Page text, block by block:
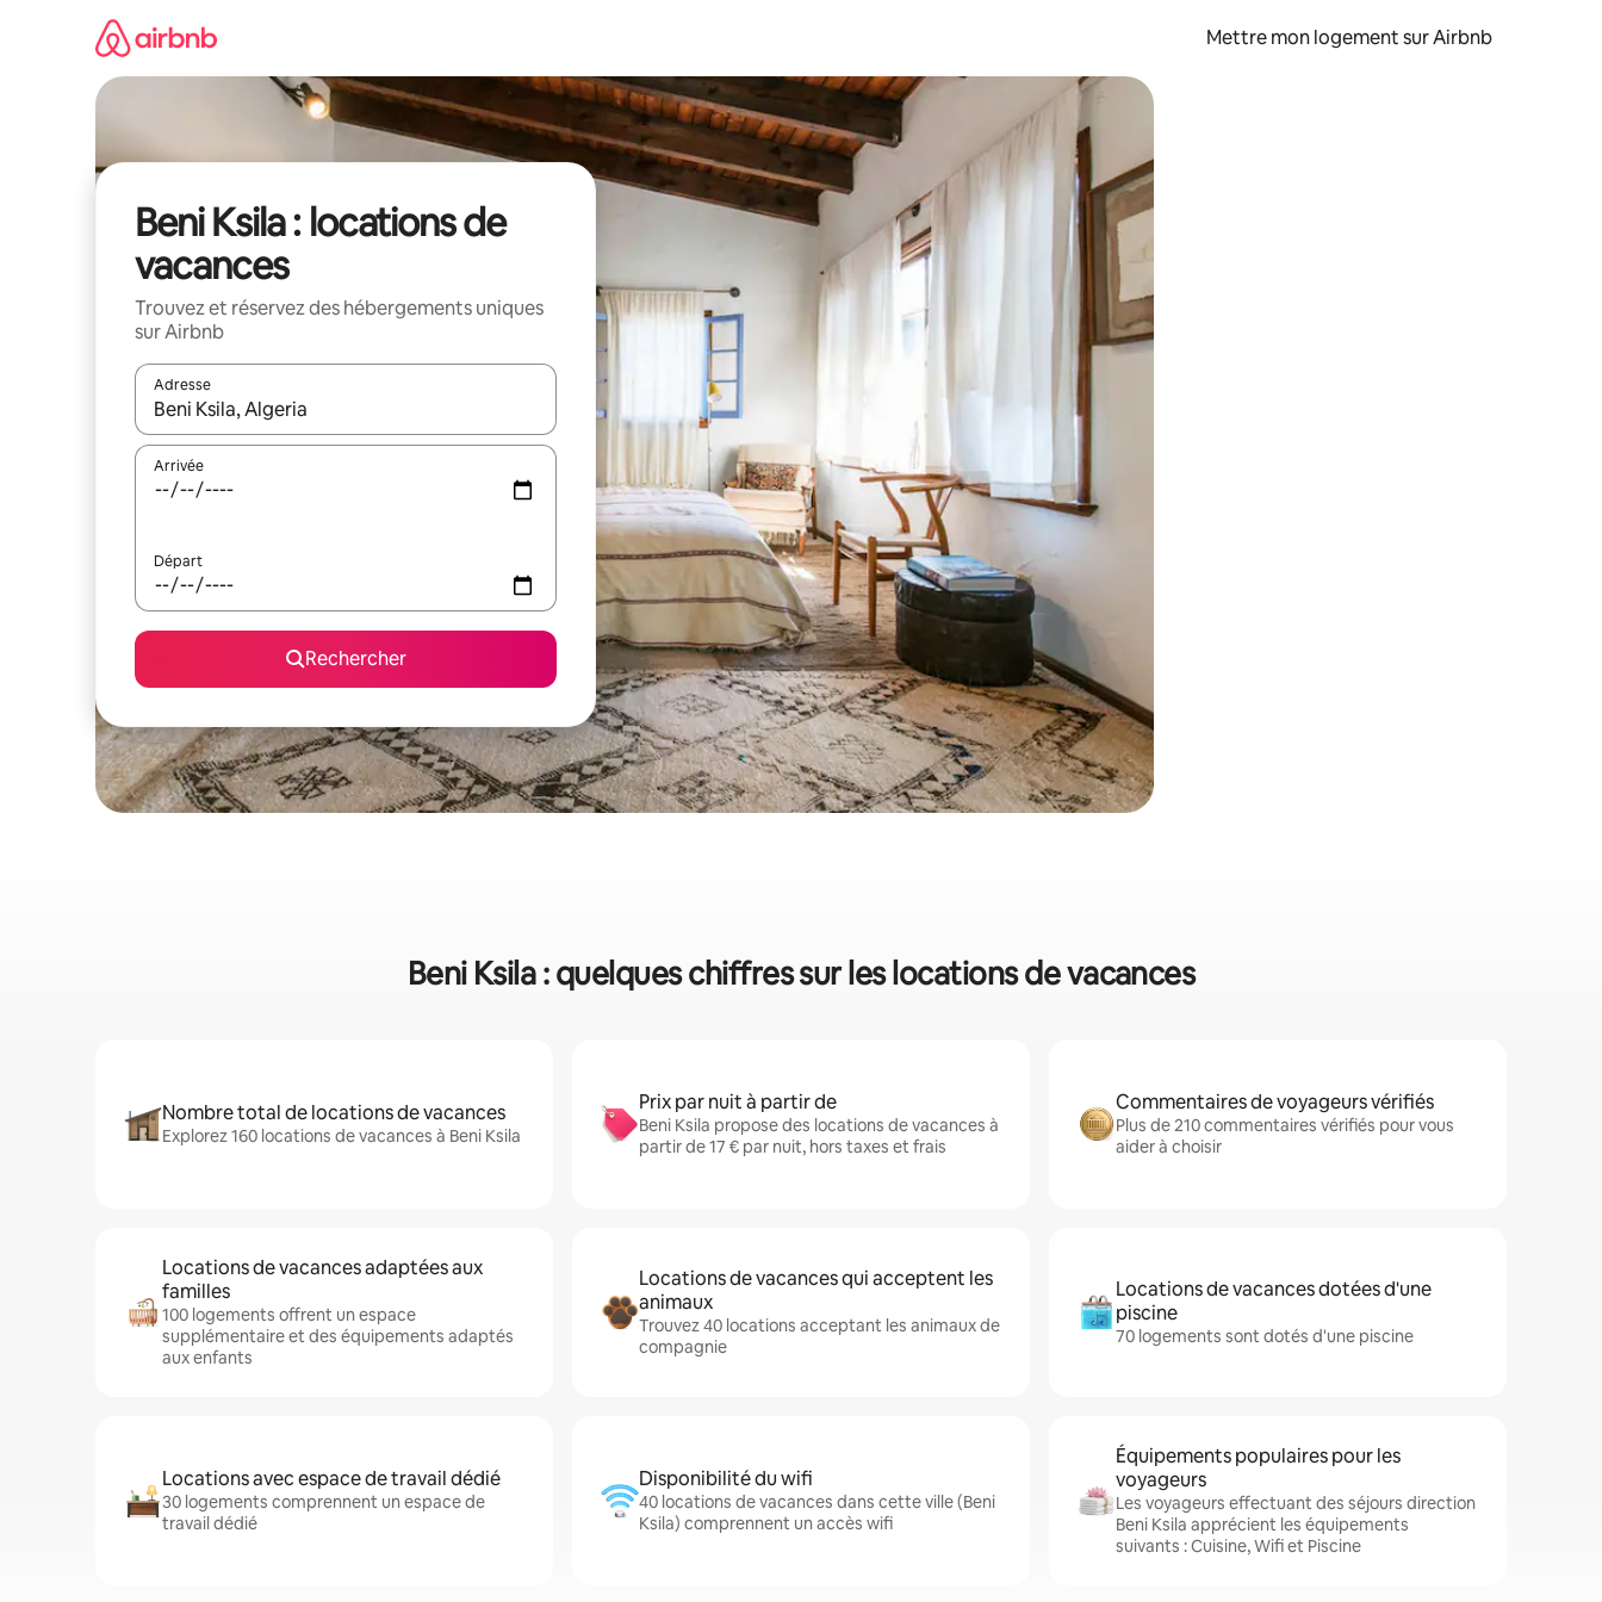
Mettre mon logement sur Airbnb
Beni Ksila : locations de
vacances
Trouvez et réservez des hébergements uniques
sur Airbnb
Adresse
Lorsque les résultats s'affichent, utilisez les flèches vers le haut et vers le bas pour les parcourir ou en appuyant et en faisant glisser.
Arrivée
Départ
Rechercher
Beni Ksila : quelques chiffres sur les locations de vacances
Nombre total de locations de vacances
Explorez 160 locations de vacances à Beni Ksila
Prix par nuit à partir de
Beni Ksila propose des locations de vacances à
partir de 17 € par nuit, hors taxes et frais
Commentaires de voyageurs vérifiés
Plus de 210 commentaires vérifiés pour vous
aider à choisir
Locations de vacances adaptées aux
familles
100 logements offrent un espace
supplémentaire et des équipements adaptés
aux enfants
Locations de vacances qui acceptent les
animaux
Trouvez 40 locations acceptant les animaux de
compagnie
Locations de vacances dotées d'une
piscine
70 logements sont dotés d'une piscine
Locations avec espace de travail dédié
30 logements comprennent un espace de
travail dédié
Disponibilité du wifi
40 locations de vacances dans cette ville (Beni
Ksila) comprennent un accès wifi
Équipements populaires pour les
voyageurs
Les voyageurs effectuant des séjours direction
Beni Ksila apprécient les équipements
suivants : Cuisine, Wifi et Piscine